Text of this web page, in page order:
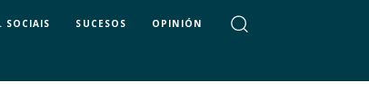
SOCIAIS SUCESOS OPINIÓN